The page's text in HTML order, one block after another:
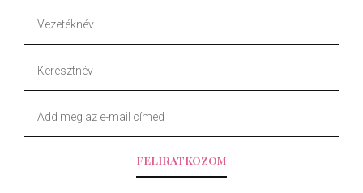
o
o
k
k
Vezetéknév
Keresztnév
Your
Email
FELIRATKOZOM